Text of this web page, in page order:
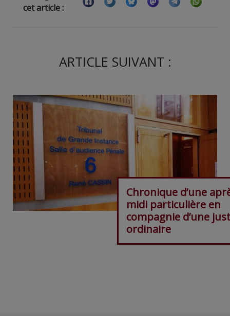
cet article :
ARTICLE SUIVANT :
Chronique d’une
midi particulière en
compagnie d’une
ordinaire